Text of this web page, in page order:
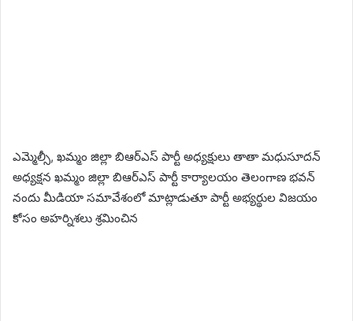
ఎమ్మెల్సీ, ఖమ్మం జిల్లా బిఆర్ఎస్ పార్టీ అధ్యక్షులు తాతా మధుసూదన్
అధ్యక్షన ఖమ్మం జిల్లా బిఆర్ఎస్ పార్టీ కార్యాలయం తెలంగాణ భవన్
నందు మీడియా సమావేశంలో మాట్లాడుతూ పార్టీ అభ్యర్థుల విజయం
కోసం అహర్నిశలు శ్రమించిన